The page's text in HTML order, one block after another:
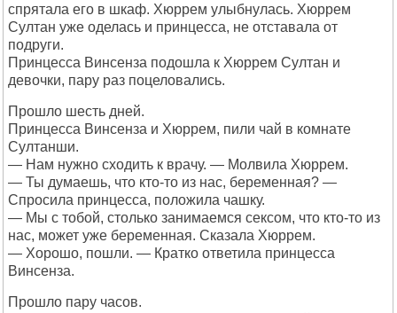
спрятала его в шкаф. Хюррем улыбнулась. Хюррем
Султан уже оделась и принцесса, не отставала от
подруги.
Принцесса Винсенза подошла к Хюррем Султан и
девочки, пару раз поцеловались.
Прошло шесть дней.
Принцесса Винсенза и Хюррем, пили чай в комнате
Султанши.
— Нам нужно сходить к врачу. — Молвила Хюррем.
— Ты думаешь, что кто-то из нас, беременная? —
Спросила принцесса, положила чашку.
— Мы с тобой, столько занимаемся сексом, что кто-то из
нас, может уже беременная. Сказала Хюррем.
— Хорошо, пошли. — Кратко ответила принцесса
Винсенза.
Прошло пару часов.